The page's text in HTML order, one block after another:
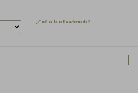
¿Cuál es la talla adecuada?